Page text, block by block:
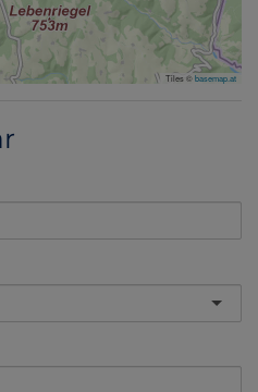
Tiles ©basemap.at